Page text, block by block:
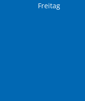
Freitag